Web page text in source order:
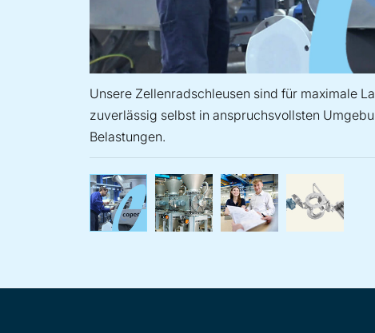
Unsere Zellenradschleusen sind für maximale
zuverlässig selbst in anspruchsvollsten
Belastungen.
Unsere Zellenradschleusen
Unsere Jede